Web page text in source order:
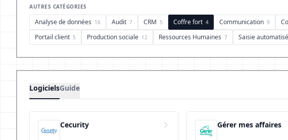
AUTRES CATÉGORIES
Analyse de données 16 Audit 7 CRM 5 Coffre fort 4 Communication 9
Portail client 5 Production sociale 12 Ressources Humaines 7 Saisie
LogicielsGuide
Cecurity Gérer mes affaires